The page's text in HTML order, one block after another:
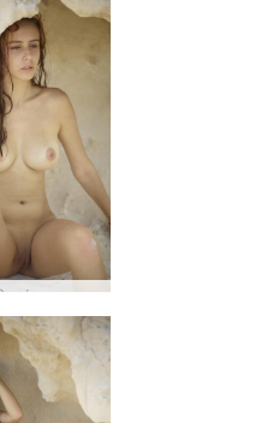
अलीसा मंगल ग्रह पर #35